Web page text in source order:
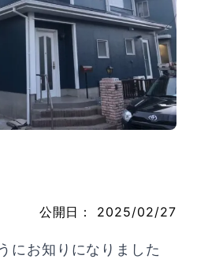
お問い合わせ
公開日： 2025/02/27
お知りになりました